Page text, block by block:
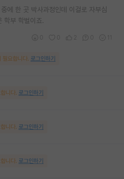
한 곳 박사과정인데 이걸로 자부심
학부 학벌이죠.
필요합니다. 로그인하기
니다. 로그인하기
니다. 로그인하기
니다. 로그인하기